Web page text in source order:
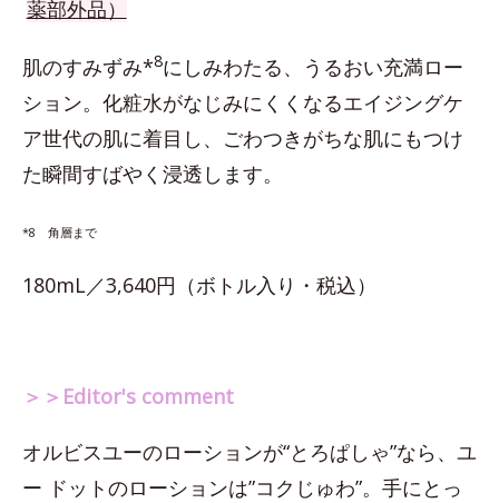
薬部外品）
肌のすみずみ*8にしみわたる、うるおい充満ロー
ション。化粧水がなじみにくくなるエイジングケ
ア世代の肌に着目し、ごわつきがちな肌にもつけ
た瞬間すばやく浸透します。
*8 角層まで
180mL／3,640円（ボトル入り・税込）
＞＞Editor's comment
オルビスユーのローションが“とろぱしゃ”なら、ユ
ー ドットのローションは”コクじゅわ”。手にとっ